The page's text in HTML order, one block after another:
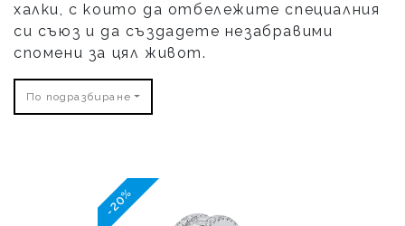
халки, с които да отбележите специалния
си съюз и да създадете незабравими
спомени за цял живот.
По подразбиране
-20%